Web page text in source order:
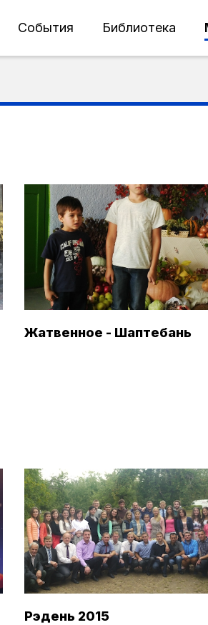
События Библиотека
Жатвенное - Шаптебань
Рэдень 2015